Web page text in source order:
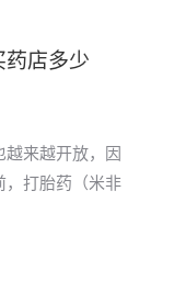
药店多少
来越开放，因
，打胎药（米非